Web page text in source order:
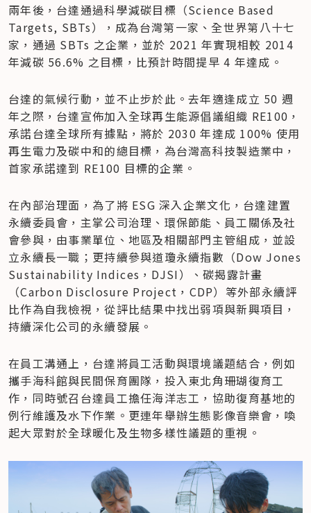
兩年後，台達通過科學減碳目標（Science Based
Targets, SBTs），成為台灣第一家、全世界第八十七
家，通過 SBTs 之企業，並於 2021 年實現相較 2014
年減碳 56.6% 之目標，比預計時間提早 4 年達成。
台達的氣候行動，並不止步於此。去年適逢成立 50 週
年之際，台達宣佈加入全球再生能源倡議組織 RE100，
承諾台達全球所有據點，將於 2030 年達成 100% 使用
再生電力及碳中和的總目標，為台灣高科技製造業中，
首家承諾達到 RE100 目標的企業。
在內部治理面，為了將 ESG 深入企業文化，台達建置
永續委員會，主掌公司治理、環保節能、員工關係及社
會參與，由事業單位、地區及相關部門主管組成，並設
立永續長一職；更持續參與道瓊永續指數（Dow Jones
Sustainability Indices，DJSI）、碳揭露計畫
（Carbon Disclosure Project，CDP）等外部永續評
比作為自我檢視，從評比結果中找出弱項與新興項目，
持續深化公司的永續發展。
在員工溝通上，台達將員工活動與環境議題結合，例如
攜手海科館與民間保育團隊，投入東北角珊瑚復育工
作，同時號召台達員工擔任海洋志工，協助復育基地的
例行維護及水下作業。更連年舉辦生態影像音樂會，喚
起大眾對於全球暖化及生物多樣性議題的重視。